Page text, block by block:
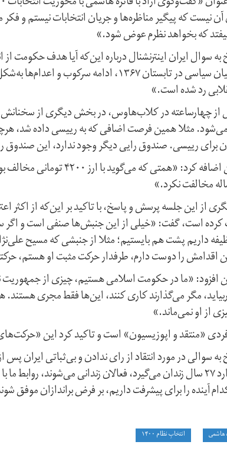
نیست که پیگیر مناظره‌ها و جریان انتخابات نیستم و فکر
که بخواهد نظرم عوض شود.»
سوال ایران اینترنشنال درباره این‌که آیا هدف حکومت
رد شده است.»
چهار‌ساعته در کلاب‌هاوس، در بخش دیگری از
مثلا همین فرصت اضافی که به رییسی داده شد،
برای رییسی. صندوق رایی دیگر وجود ندارد، این
هاشمی در ادامه همچنین اضافه
مخالفت نکرد.»
از این جلسه پرسش و پاسخ، با تاکید بر این‌که از اکثر
است، گفت: «خیلی از این جنبش‌ها صنفی است و اگر
داریم پشت هم بایستیم؛ مثلا از جنبشی که مسیح
اقدامش را دوست دارم، طرفدار حرکت مثبت او هستم،
«ما در حکومت اسلامی هستیم، چیزی از جمهوریت
مگر می‌گذارند کاری کنند، این‌ها فقط مجری
از او نمی‌ماند.»
«منتقد و اپوزیسیون» است و تاکید کرد این «حرکت‌های
سوالی در مورد انتقاد از رای ندادن و بی‌ثباتی ایران
دختری که روسری بر‌می‌دارد ۲۷ سال زندان می‌گیرد، فعالان زندانی
آینده را برای پیشرفت داریم، بر فرض براندازان
هاشمی انتخابِ نظام ۱۴۰۰